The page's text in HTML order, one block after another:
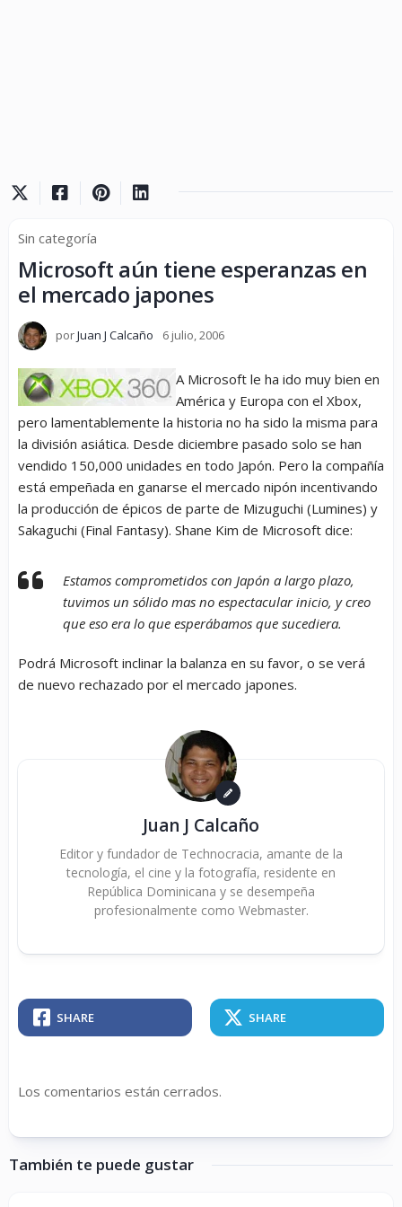
Sin categoría
Microsoft aún tiene esperanzas en
el mercado japones
porJuan J Calcaño 6 julio, 2006
A Microsoft le ha ido muy bien en
América y Europa con el Xbox,
pero lamentablemente la historia no ha sido la misma para
la división asiática. Desde diciembre pasado solo se han
vendido 150,000 unidades en todo Japón. Pero la compañía
está empeñada en ganarse el mercado nipón incentivando
la producción de épicos de parte de Mizuguchi (Lumines) y
Sakaguchi (Final Fantasy). Shane Kim de Microsoft dice:
Estamos comprometidos con Japón a largo plazo,
tuvimos un sólido mas no espectacular inicio, y creo
que eso era lo que esperábamos que sucediera.
Podrá Microsoft inclinar la balanza en su favor, o se verá
de nuevo rechazado por el mercado japones.
Juan J Calcaño
Editor y fundador de Technocracia, amante de la
tecnología, el cine y la fotografía, residente en
República Dominicana y se desempeña
profesionalmente como Webmaster.
SHARE SHARE
Los comentarios están cerrados.
También te puede gustar